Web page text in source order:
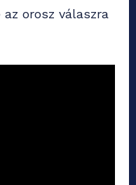
orosz válaszra